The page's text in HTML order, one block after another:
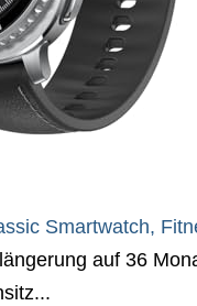
Smartwatch,
auf 36